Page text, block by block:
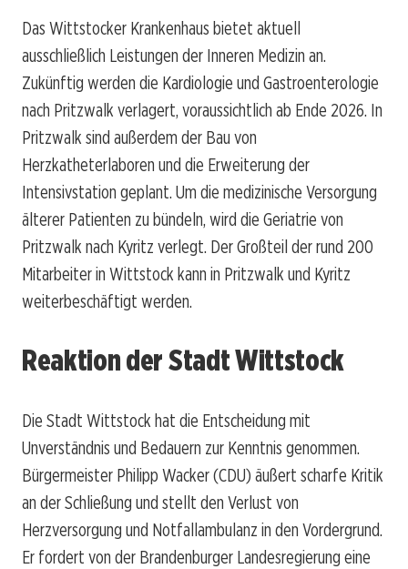
Das Wittstocker Krankenhaus bietet aktuell
ausschließlich Leistungen der Inneren Medizin an.
Zukünftig werden die Kardiologie und Gastroenterologie
nach Pritzwalk verlagert, voraussichtlich ab Ende 2026. In
Pritzwalk sind außerdem der Bau von
Herzkatheterlaboren und die Erweiterung der
Intensivstation geplant. Um die medizinische Versorgung
älterer Patienten zu bündeln, wird die Geriatrie von
Pritzwalk nach Kyritz verlegt. Der Großteil der rund 200
Mitarbeiter in Wittstock kann in Pritzwalk und Kyritz
weiterbeschäftigt werden.
Reaktion der Stadt Wittstock
Die Stadt Wittstock hat die Entscheidung mit
Unverständnis und Bedauern zur Kenntnis genommen.
Bürgermeister Philipp Wacker (CDU) äußert scharfe Kritik
an der Schließung und stellt den Verlust von
Herzversorgung und Notfallambulanz in den Vordergrund.
Er fordert von der Brandenburger Landesregierung eine